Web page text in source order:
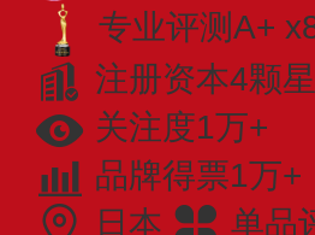
专业评测A+
注册资本4颗星
关注度1万+
品牌得票1万+
日本
单品